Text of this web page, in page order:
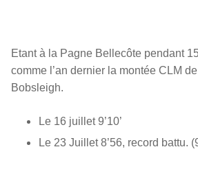
Etant à la Pagne Bellecôte pendant
comme l’an dernier la montée CLM
Bobsleigh.
Le 16 juillet 9’10’
Le 23 Juillet 8’56, record battu.